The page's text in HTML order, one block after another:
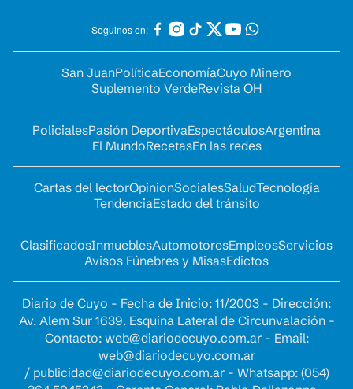
Seguinos en:
San JuanPolíticaEconomíaCuyo Minero
Suplemento VerdeRevista OH
PolicialesPasión DeportivaEspectáculosArgentina
El MundoRecetasEn las redes
Cartas del lectorOpinionSocialesSaludTecnología
TendenciaEstado del tránsito
ClasificadosInmueblesAutomotoresEmpleosServicios
Avisos Fúnebres y MisasEdictos
Diario de Cuyo - Fecha de Inicio: 11/2003 - Dirección:
Av. Alem Sur 1639. Esquina Lateral de Circunvalación -
Contacto: web@diariodecuyo.com.ar- Email:
web@diariodecuyo.com.ar
/ publicidad@diariodecuyo.com.ar- Whatsapp: (054)